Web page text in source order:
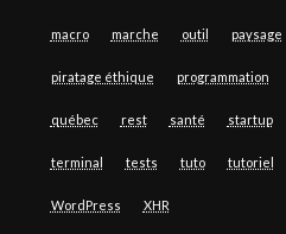
macro marche outil paysage
piratage éthique programmation
québec rest santé startup
terminal tests tuto tutoriel
WordPress XHR